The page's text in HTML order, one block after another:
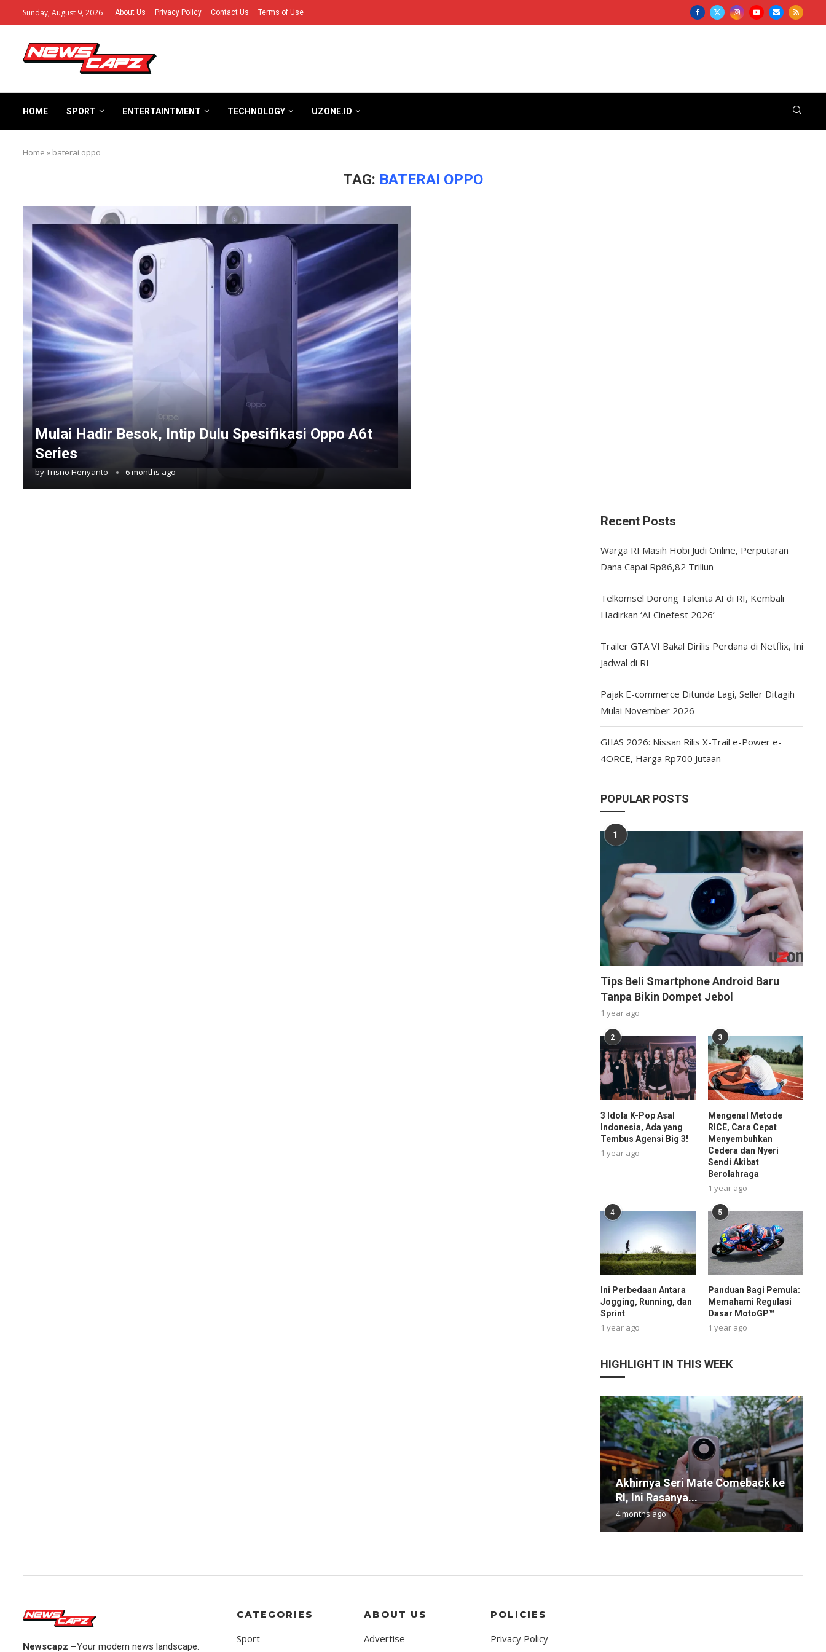
Sunday, August 9, 2026 About Us Privacy Policy Contact Us Terms of Use
HOME SPORT ENTERTAINTMENT TECHNOLOGY UZONE.ID
Home » baterai oppo
TAG: BATERAI OPPO
Mulai Hadir Besok, Intip Dulu Spesifikasi Oppo A6t
Series
byTrisno Heriyanto 6 months ago
Recent Posts
Warga RI Masih Hobi Judi Online, Perputaran
Dana Capai Rp86,82 Triliun
Telkomsel Dorong Talenta AI di RI, Kembali
Hadirkan ‘AI Cinefest 2026’
Trailer GTA VI Bakal Dirilis Perdana di Netflix, Ini
Jadwal di RI
Pajak E-commerce Ditunda Lagi, Seller Ditagih
Mulai November 2026
GIIAS 2026: Nissan Rilis X-Trail e-Power e-
4ORCE, Harga Rp700 Jutaan
POPULAR POSTS
1
Tips Beli Smartphone Android Baru
Tanpa Bikin Dompet Jebol
1 year ago
2
3 Idola K-Pop Asal
Indonesia, Ada yang
Tembus Agensi Big 3!
1 year ago
3
Mengenal Metode
RICE, Cara Cepat
Menyembuhkan
Cedera dan Nyeri
Sendi Akibat
Berolahraga
1 year ago
4
Ini Perbedaan Antara
Jogging, Running, dan
Sprint
1 year ago
5
Panduan Bagi Pemula:
Memahami Regulasi
Dasar MotoGP™
1 year ago
HIGHLIGHT IN THIS WEEK
Akhirnya Seri Mate Comeback ke
RI, Ini Rasanya...
4 months ago
Newscapz –Your modern news landscape.
CATEGORIES
Sport
ABOUT US
Advertise
POLICIES
Privacy Policy